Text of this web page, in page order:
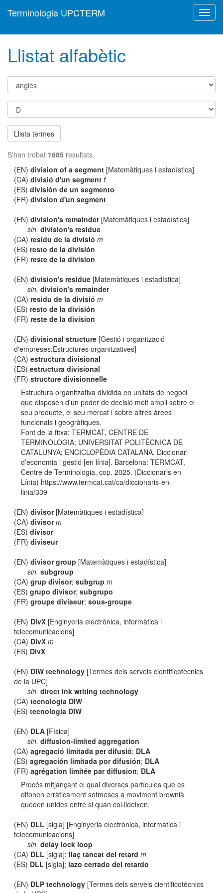
Terminologia UPCTERM
Llistat alfabètic
Llista termes
S'han trobat 1685 resultats.
(EN)division of a segment [Matemàtiques i estadística]
(CA)divisió d'un segment f
(ES)división de un segmento
(FR)division d'un segment
(EN)division's remainder[Matemàtiques i estadística]
sin. division's residue
(CA)residu de la divisió m
(ES)resto de la división
(FR)reste de la division
(EN)division's residue [Matemàtiques i estadística]
sin. division's remainder
(CA)residu de la divisió m
(ES)resto de la división
(FR)reste de la division
(EN)divisional structure [Gestió i organització
d'empreses:Estructures organitzatives]
(CA)estructura divisional
(ES)estructura divisional
(FR)structure divisionnelle
Estructura organitzativa dividida en unitats de negoci
que disposen d'un poder de decisió molt ampli sobre el
seu producte, el seu mercat i sobre altres àrees
funcionals i geogràfiques.
Font de la fitxa: TERMCAT, CENTRE DE
TERMINOLOGIA; UNIVERSITAT POLITÈCNICA DE
CATALUNYA; ENCICLOPÈDIA CATALANA. Diccionari
d’economia i gestió [en línia]. Barcelona: TERMCAT,
Centre de Terminologia, cop. 2025. (Diccionaris en
Línia) https://www.termcat.cat/ca/diccionaris-en-
linia/339
(EN)divisor[Matemàtiques i estadística]
(CA)divisor m
(ES)divisor
(FR)diviseur
(EN)divisor group [Matemàtiques i estadística]
sin. subgroup
(CA)grup divisor;subgrup m
(ES)grupo divisor;subgrupo
(FR)groupe diviseur;sous-groupe
(EN) DivX [Enginyeria electrònica, informàtica i
telecomunicacions]
(CA) DivX m
(ES) DivX
(EN) DIW technology [Termes dels serveis cientificotècnics
de la UPC]
sin. direct ink writing technology
(CA)tecnologia DIW
(ES)tecnología DIW
(EN) DLA [Física]
sin. diffusion-limited aggregation
(CA)agregació limitada per difusió; DLA
(ES)agregación limitada por difusión; DLA
(FR)agrégation limitée par diffusion; DLA
Procés mitjançant el qual diverses partícules que es
difonen erràticament sotmeses a moviment brownià
queden unides entre si quan col·lideixen.
(EN) DLL [sigla] [Enginyeria electrònica, informàtica i
telecomunicacions]
sin. delay lock loop
(CA) DLL [sigla]; llaç tancat del retard m
(ES) DLL [sigla]; lazo cerrado del retardo
(EN) DLP technology [Termes dels serveis cientificotècnics